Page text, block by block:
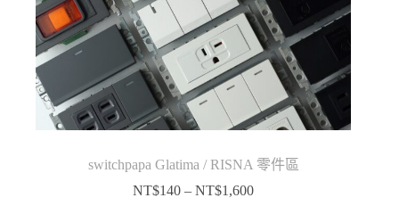
switchpapa Glatima / RISNA 零件區
NT$140 – NT$1,600價